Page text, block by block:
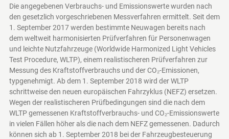
Die angegebenen Verbrauchs- und Emissionswerte wurden nach
den gesetzlich vorgeschriebenen Messverfahren ermittelt. Seit dem
1. September 2017 werden bestimmte Neuwagen bereits nach
dem weltweit harmonisierten Prüfverfahren für Personenwagen
und leichte Nutzfahrzeuge (Worldwide Harmonized Light Vehicles
Test Procedure, WLTP), einem realistischeren Prüfverfahren zur
Messung des Kraftstoffverbrauchs und der CO₂-Emissionen,
typgenehmigt. Ab dem 1. September 2018 wird der WLTP
schrittweise den neuen europäischen Fahrzyklus (NEFZ) ersetzen.
Wegen der realistischeren Prüfbedingungen sind die nach dem
WLTP gemessenen Kraftstoffverbrauchs- und CO₂-Emissionswerte
in vielen Fällen höher als die nach dem NEFZ gemessenen. Dadurch
können sich ab 1. September 2018 bei der Fahrzeugbesteuerung